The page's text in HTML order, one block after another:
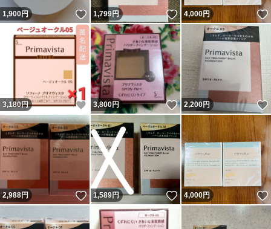
1,900円 いいね！
1,799円 いいね！
4,000円
3,180円 いいね！
3,800円 いいね！
2,200円
2,988円 いいね！
1,589円 いいね！
4,000円